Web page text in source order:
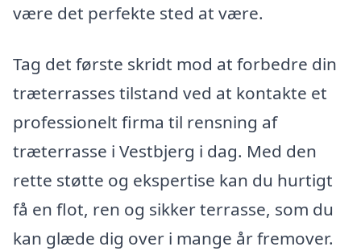
være det perfekte sted at være.
Tag det første skridt mod at forbedre din
træterrasses tilstand ved at kontakte et
professionelt firma til rensning af
træterrasse i Vestbjerg i dag. Med den
rette støtte og ekspertise kan du hurtigt
få en flot, ren og sikker terrasse, som du
kan glæde dig over i mange år fremover.